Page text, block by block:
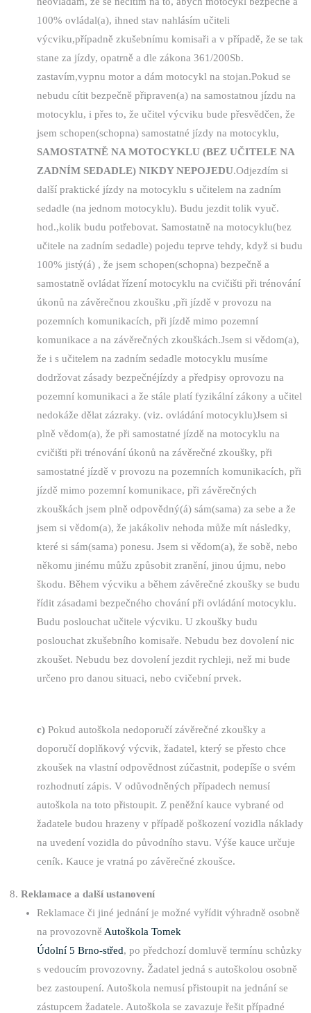
100% ovládal(a), ihned stav nahlásím učiteli
výcviku,případně zkušebnímu komisaři a v případě, že se tak
stane za jízdy, opatrně a dle zákona 361/200Sb.
zastavím,vypnu motor a dám motocykl na stojan.Pokud se
nebudu cítit bezpečně připraven(a) na samostatnou jízdu na
motocyklu, i přes to, že učitel výcviku bude přesvědčen, že
jsem schopen(schopna) samostatné jízdy na motocyklu,
SAMOSTATNĚ NA MOTOCYKLU (BEZ UČITELE NA
ZADNÍM SEDADLE) NIKDY NEPOJEDU.Odjezdím si
další praktické jízdy na motocyklu s učitelem na zadním
sedadle (na jednom motocyklu). Budu jezdit tolik vyuč.
hod.,kolik budu potřebovat. Samostatně na motocyklu(bez
učitele na zadním sedadle) pojedu teprve tehdy, když si budu
100% jistý(á) , že jsem schopen(schopna) bezpečně a
samostatně ovládat řízení motocyklu na cvičišti při trénování
úkonů na závěrečnou zkoušku ,při jízdě v provozu na
pozemních komunikacích, při jízdě mimo pozemní
komunikace a na závěrečných zkouškách.Jsem si vědom(a),
že i s učitelem na zadním sedadle motocyklu musíme
dodržovat zásady bezpečnéjízdy a předpisy oprovozu na
pozemní komunikaci a že stále platí fyzikální zákony a učitel
nedokáže dělat zázraky. (viz. ovládání motocyklu)Jsem si
plně vědom(a), že při samostatné jízdě na motocyklu na
cvičišti při trénování úkonů na závěrečné zkoušky, při
samostatné jízdě v provozu na pozemních komunikacích, při
jízdě mimo pozemní komunikace, při závěrečných
zkouškách jsem plně odpovědný(á) sám(sama) za sebe a že
jsem si vědom(a), že jakákoliv nehoda může mít následky,
které si sám(sama) ponesu. Jsem si vědom(a), že sobě, nebo
někomu jinému můžu způsobit zranění, jinou újmu, nebo
škodu. Během výcviku a během závěrečné zkoušky se budu
řídit zásadami bezpečného chování při ovládání motocyklu.
Budu poslouchat učitele výcviku. U zkoušky budu
poslouchat zkušebního komisaře. Nebudu bez dovolení nic
zkoušet. Nebudu bez dovolení jezdit rychleji, než mi bude
určeno pro danou situaci, nebo cvičební prvek.
c)Pokud autoškola nedoporučí závěrečné zkoušky a
doporučí doplňkový výcvik, žadatel, který se přesto chce
zkoušek na vlastní odpovědnost zúčastnit, podepíše o svém
rozhodnutí zápis. V odůvodněných případech nemusí
autoškola na toto přistoupit. Z peněžní kauce vybrané od
žadatele budou hrazeny v případě poškození vozidla náklady
na uvedení vozidla do původního stavu. Výše kauce určuje
ceník. Kauce je vratná po závěrečné zkoušce.
Reklamace a další ustanovení
Reklamace či jiné jednání je možné vyřídit výhradně osobně
na provozovně Autoškola Tomek
Údolní 5 Brno-střed, po předchozí domluvě termínu schůzky
s vedoucím provozovny. Žadatel jedná s autoškolou osobně
bez zastoupení. Autoškola nemusí přistoupit na jednání se
zástupcem žadatele. Autoškola se zavazuje řešit případné